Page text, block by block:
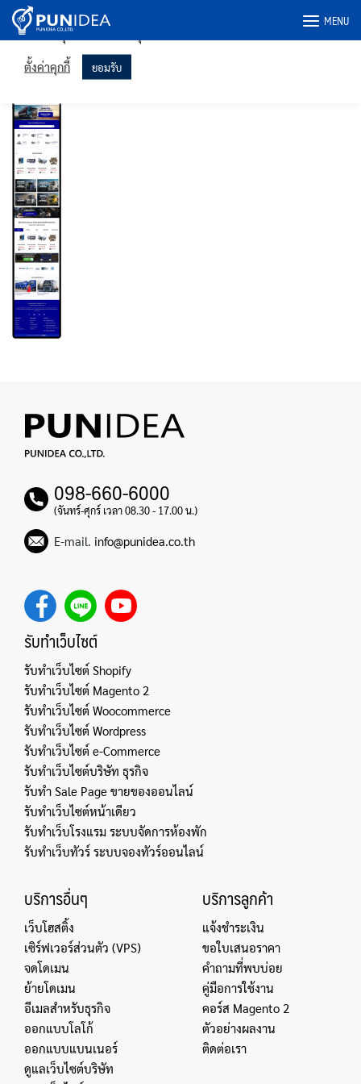
Skip
MENU
tryt.co.th-ipad
098-660-6000
(จันทร์-ศุกร์ เวลา 08.30 - 17.00 น.)
E-mail. info@punidea.co.th
รับทำเว็บไซต์
รับทำเว็บไซต์ Shopify
รับทำเว็บไซต์ Magento 2
รับทำเว็บไซต์ Woocommerce
รับทำเว็บไซต์ Wordpress
รับทำเว็บไซต์ e-Commerce
รับทำเว็บไซต์บริษัท ธุรกิจ
รับทำ Sale Page ขายของออนไลน์
รับทำเว็บไซต์หน้าเดียว
รับทำเว็บโรงแรม ระบบจัดการห้องพัก
รับทำเว็บทัวร์ ระบบจองทัวร์ออนไลน์
บริการอื่นๆ
เว็บโฮสติ้ง
เซิร์ฟเวอร์ส่วนตัว (VPS)
จดโดเมน
ย้ายโดเมน
อีเมลสำหรับธุรกิจ
ออกแบบโลโก้
ออกแบบแบนเนอร์
ดูแลเว็บไซต์บริษัท
บริการลูกค้า
แจ้งชำระเงิน
ขอใบเสนอราคา
คำถามที่พบบ่อย
คู่มือการใช้งาน
คอร์ส Magento 2
ตัวอย่างผลงาน
ติดต่อเรา
เราใช้คุกกี้ในเว็บไซต์ของเราเพื่อให้คุณได้รับประสบการณ์ที่เกี่ยวข้อง
มากที่สุดโดยจดจำการตั้งค่าของคุณและเข้าชมซ้ำ การคลิก "ยอมรับ"
แสดงว่าคุณยินยอมให้ใช้คุกกี้ทั้งหมด
ตั้งค่าคุกกี้ ยอมรับ